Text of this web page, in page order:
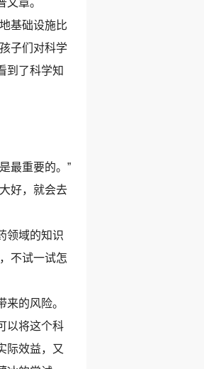
章。
基础设施比
子们对科学
到了科学知
最重要的。”
好，就会去
领域的知识
不试一试怎
的风险。
以将这个科
际效益，又